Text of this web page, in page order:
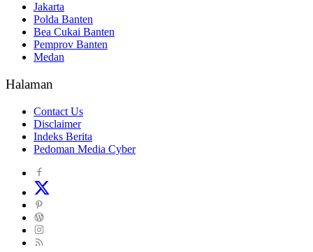
Jakarta
Polda Banten
Bea Cukai Banten
Pemprov Banten
Medan
Halaman
Contact Us
Disclaimer
Indeks Berita
Pedoman Media Cyber